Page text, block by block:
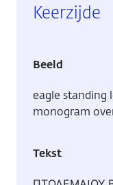
Keerzijde
Beeld
eagle standing
monogram
Tekst